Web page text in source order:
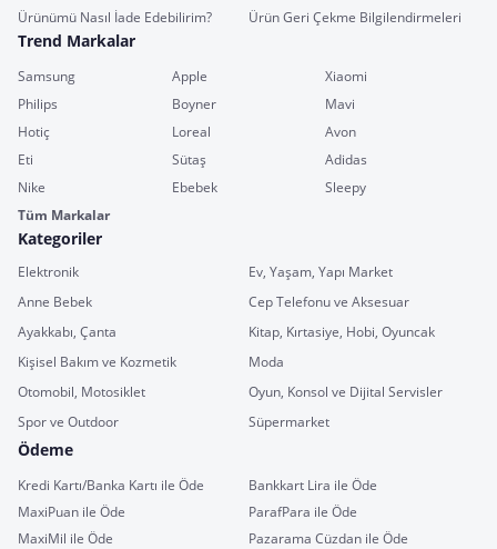
Ürünümü Nasıl İade Edebilirim?
Ürün Geri Çekme Bilgilendirmeleri
Trend Markalar
Samsung Apple
Xiaomi
Philips
Boyner
Mavi
Hotiç
Loreal
Avon
Eti
Sütaş
Adidas
Nike
Ebebek
Sleepy
Tüm Markalar
Kategoriler
Elektronik
Ev, Yaşam, Yapı Market
Anne Bebek
Cep Telefonu ve Aksesuar
Ayakkabı, Çanta
Kitap, Kırtasiye, Hobi, Oyuncak
Kişisel Bakım ve Kozmetik
Moda
Otomobil, Motosiklet
Oyun, Konsol ve Dijital Servisler
Spor ve Outdoor
Süpermarket
Ödeme
Kredi Kartı/Banka Kartı ile Öde
Bankkart Lira ile Öde
MaxiPuan ile Öde
ParafPara ile Öde
MaxiMil ile Öde
Pazarama Cüzdan ile Öde